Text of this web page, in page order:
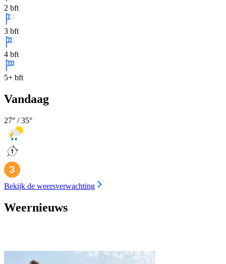
2 bft
3 bft
4 bft
5+ bft
Vandaag
27° /35°
Bekijk de weersverwachting
Weernieuws